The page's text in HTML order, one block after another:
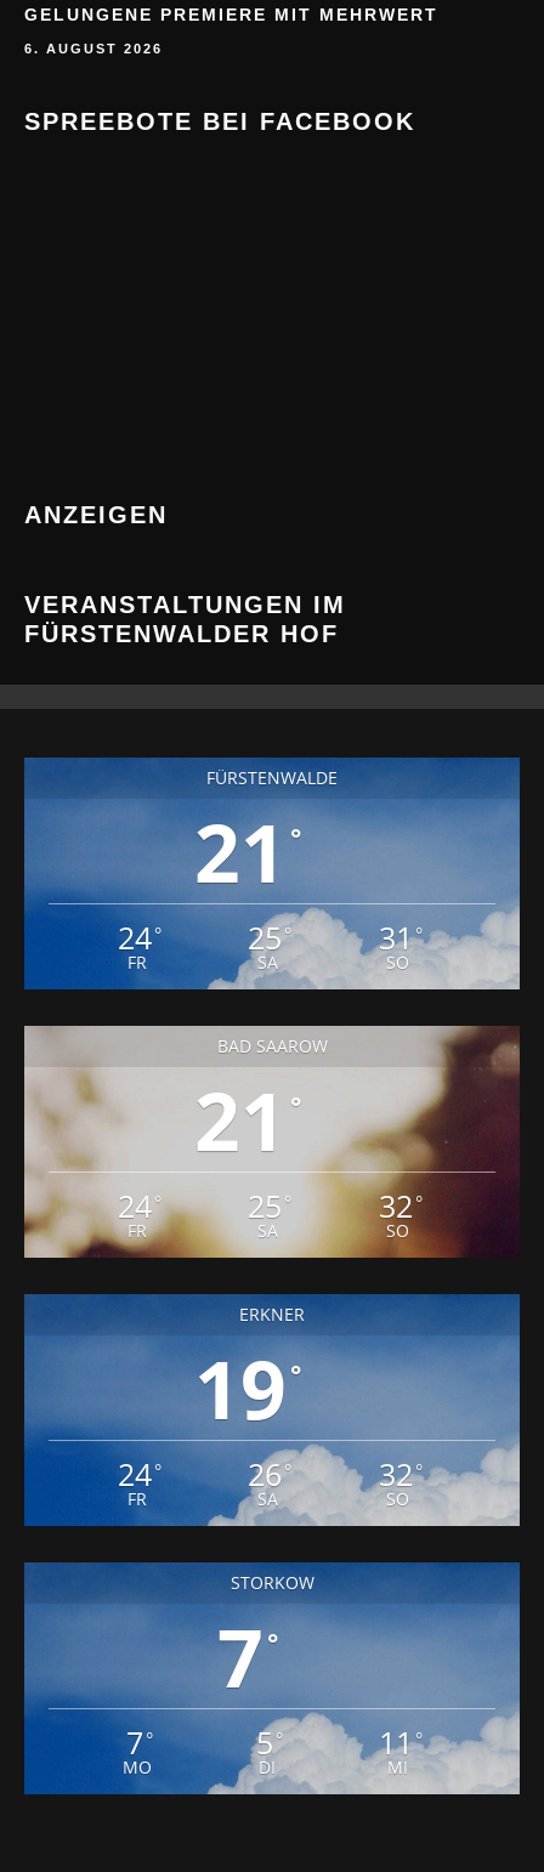
GELUNGENE PREMIERE MIT MEHRWERT
6. AUGUST 2026
SPREEBOTE BEI FACEBOOK
ANZEIGEN
VERANSTALTUNGEN IM
FÜRSTENWALDER HOF
FÜRSTENWALDE
21 °
24°
FR
25°
SA
31°
SO
BAD SAAROW
21 °
24°
FR
25 °
SA
32 °
SO
ERKNER
19 °
24°
FR
26°
SA
32°
SO
STORKOW
7°
7 °
MO
5°
DI
11°
MI